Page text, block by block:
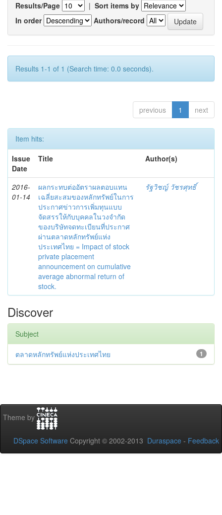
Results/Page | Sort items by
In order
Authors/record
Results 1-1 of 1 (Search time: 0.0 seconds).
previous 1 next
Item hits:
Issue
Date
Title Author(s)
2016-
01-14
ผลกระทบต่ออัตราผลตอบแทน
เฉลี่ยสะสมของหลักทรัพย์ในการ
ประกาศข่าวการเพิ่มทุนแบบ
จัดสรรให้กับบุคคลในวงจำกัด
ของบริษัทจดทะเบียนที่ประกาศ
ผ่านตลาดหลักทรัพย์แห่ง
ประเทศไทย = Impact of stock
private placement
announcement on cumulative
average abnormal return of
stock.
รัฐวิชญ์ วัชรศุทธิ์
Discover
Subject
1
ตลาดหลักทรัพย์แห่งประเทศไทย
Theme by
DSpace Software Copyright © 2002-2013 Duraspace - Feedback